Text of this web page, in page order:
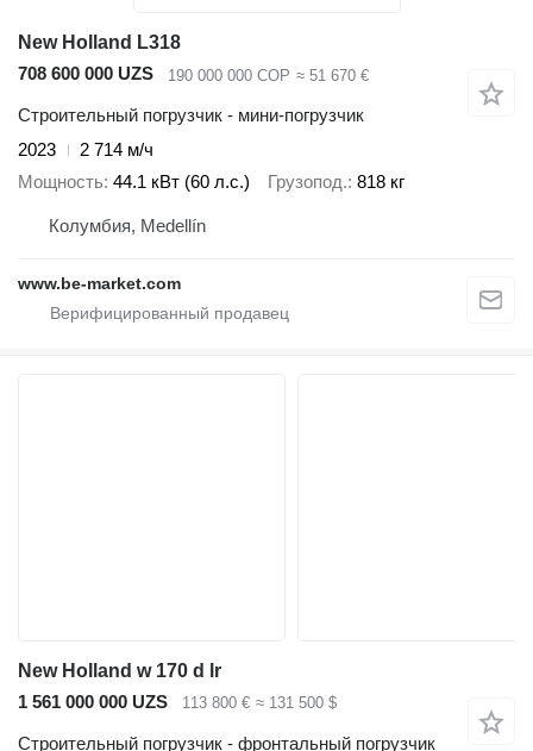
New Holland L318
708 600 000 UZS
190 000 000 COP ≈ 51 670 €
Строительный погрузчик - мини-погрузчик
2023
2 714 м/ч
Мощность 44.1 кВт (60 л.с.) Грузопод. 818 кг
Колумбия, Medellín
www.be-market.com
New Holland w 170 d lr
1 561 000 000 UZS
113 800 € ≈ 131 500 $
Строительный погрузчик - фронтальный погрузчик